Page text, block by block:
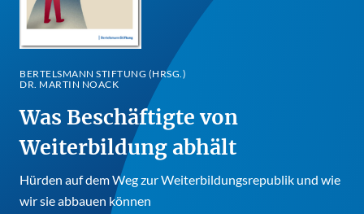
BERTELSMANN STIFTUNG (HRSG.)
DR. MARTIN NOACK
Was Beschäftigte von
Weiterbildung abhält
Hürden auf dem Weg zur Weiterbildungsrepublik und wie
wir sie abbauen können